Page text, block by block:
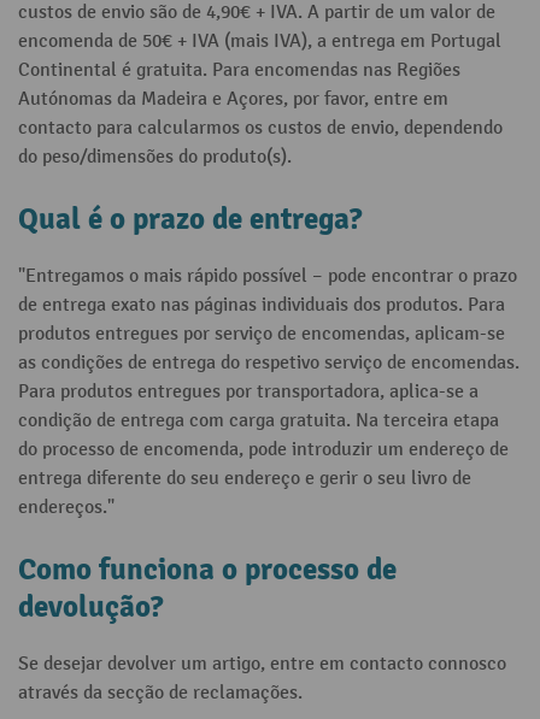
custos de envio são de 4,90€ + IVA. A partir de um valor de
encomenda de 50€ + IVA (mais IVA), a entrega em Portugal
Continental é gratuita. Para encomendas nas Regiões
Autónomas da Madeira e Açores, por favor, entre em
contacto para calcularmos os custos de envio, dependendo
do peso/dimensões do produto(s).
Qual é o prazo de entrega?
"Entregamos o mais rápido possível – pode encontrar o prazo
de entrega exato nas páginas individuais dos produtos. Para
produtos entregues por serviço de encomendas, aplicam-se
as condições de entrega do respetivo serviço de encomendas.
Para produtos entregues por transportadora, aplica-se a
condição de entrega com carga gratuita. Na terceira etapa
do processo de encomenda, pode introduzir um endereço de
entrega diferente do seu endereço e gerir o seu livro de
endereços."
Como funciona o processo de
devolução?
Se desejar devolver um artigo, entre em contacto connosco
através da secção de reclamações.